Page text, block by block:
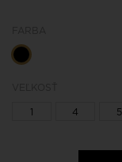
1 4 5